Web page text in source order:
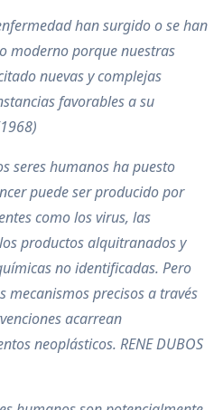
han surgido o se han
moderno porque nuestras
nuevas y complejas
favorables a su
seres humanos ha puesto
puede ser producido por
como los virus, las
productos alquitranados y
no identificadas. Pero
mecanismos precisos a través
acarrean
neoplásticos. RENE DUBOS